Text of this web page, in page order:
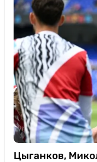
Цыганков,